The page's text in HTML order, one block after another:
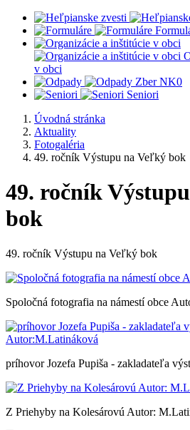
v obci
Zber NK0
Seniori
Úvodná stránka
Aktuality
Fotogaléria
49. ročník Výstupu na Veľký bok
49. ročník
bok
49. ročník Výstupu na Veľký bok
Spoločná fotografia na námestí obce
príhovor Jozefa Pupiša - zakladateľa
Z Priehyby na Kolesárovú Autor: